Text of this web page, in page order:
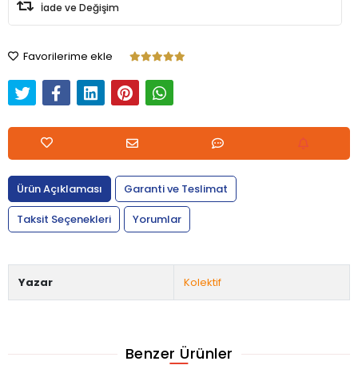
İade ve Değişim
Favorilerime ekle
Ürün Açıklaması
Garanti ve Teslimat
Taksit Seçenekleri
Yorumlar
Yazar Kolektif
Benzer Ürünler